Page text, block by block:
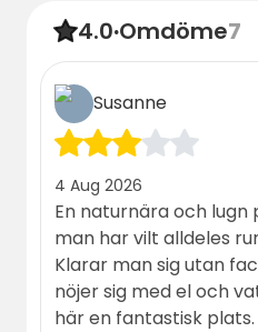
4.0·Omdöme7
Susanne
4 Aug 2026
En naturnära och lugn
man har vilt alldeles
Klarar man sig utan
nöjer sig med el och
här en fantastisk plats. Det är